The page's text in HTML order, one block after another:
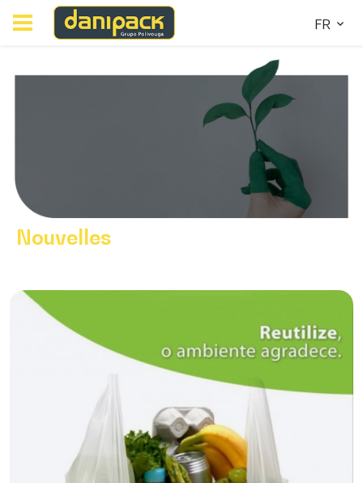
FR
Nouvelles